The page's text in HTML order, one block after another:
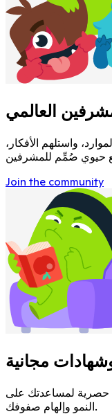
العالمي
واستلهم الأفكار،
Join the community
مجانية
حصرية لمساعدتك على
النمو وإلهام صفوفك.